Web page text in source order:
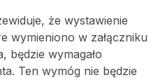
że wystawienie
wymieniono w załączniku
będzie wymagało
Ten wymóg nie będzie